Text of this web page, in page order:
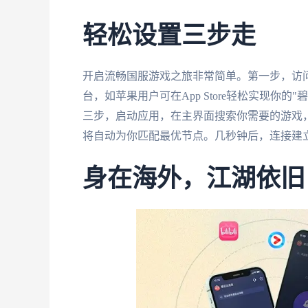
轻松设置三步走
开启流畅国服游戏之旅非常简单。第一步，访
台，如苹果用户可在App Store轻松实现你的"
三步，启动应用，在主界面搜索你需要的游
将自动为你匹配最优节点。几秒钟后，连接
身在海外，江湖依旧